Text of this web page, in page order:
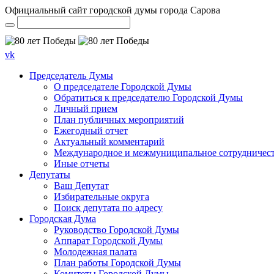
Официальный сайт городской думы города Сарова
vk
Председатель Думы
О председателе Городской Думы
Обратиться к председателю Городской Думы
Личный прием
План публичных мероприятий
Ежегодный отчет
Актуальный комментарий
Международное и межмуниципальное
Иные отчеты
Депутаты
Ваш Депутат
Избирательные округа
Поиск депутата по адресу
Городская Дума
Руководство Городской Думы
Аппарат Городской Думы
Молодежная палата
План работы Городской Думы